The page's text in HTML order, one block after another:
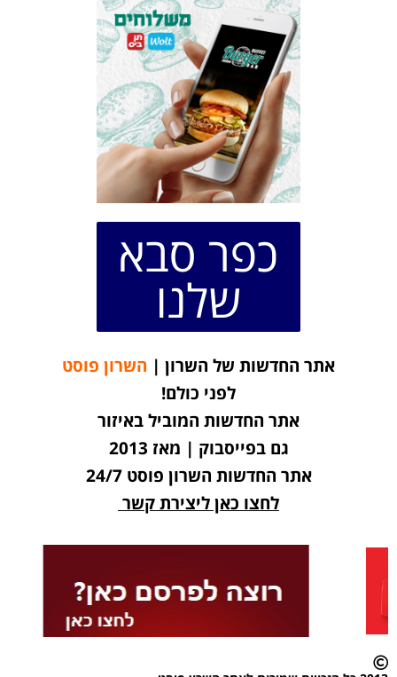
כפר סבא
שלנו
אתר החדשות של השרון | השרון פוסט
לפני כולם!
אתר החדשות המוביל באיזור
גם בפייסבוק | מאז 2013
אתר החדשות השרון פוסט 24/7
לחצו כאן ליצירת קשר